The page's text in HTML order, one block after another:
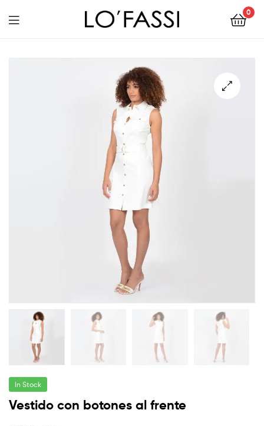
0
In Stock
Vestido con botones al frente